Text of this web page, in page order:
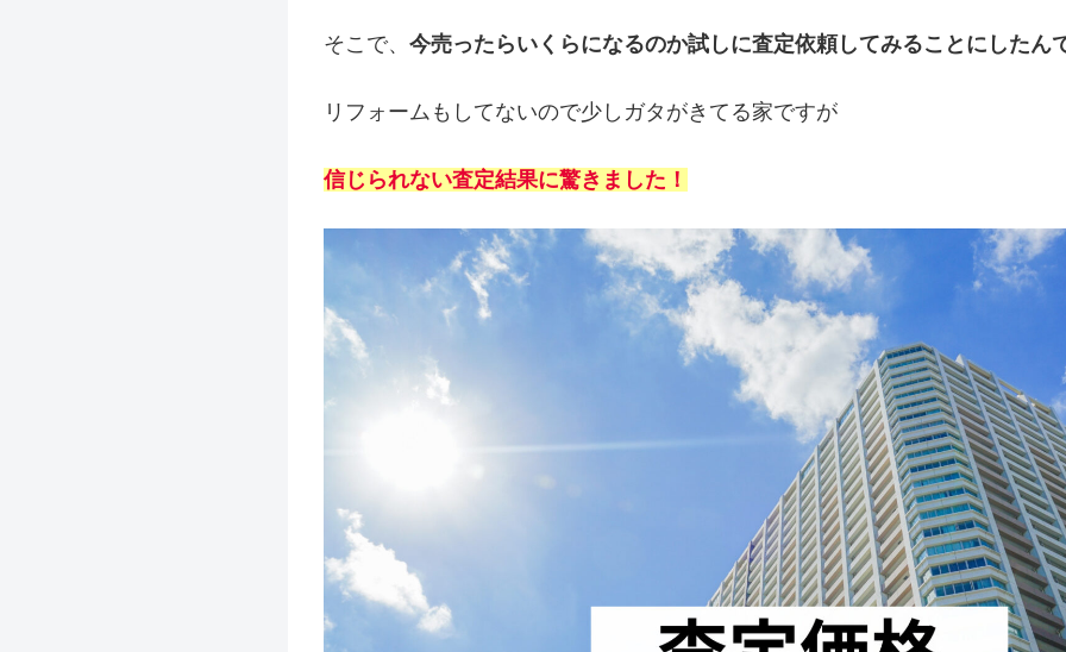
そこで、 今売ったらいくらになるのか試しに査定依頼してみることにしたん
リフォームもしてないので少しガタがきてる家ですが
信じられない査定結果に驚きました！